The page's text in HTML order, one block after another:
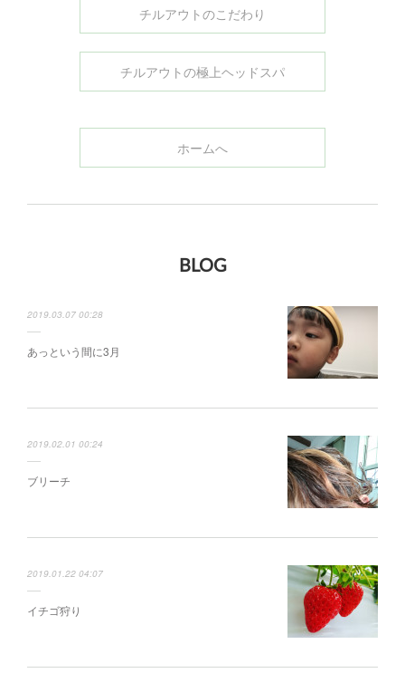
チルアウトのこだわり
チルアウトの極上ヘッドスパ
ホームへ
BLOG
2019.03.07 00:28
あっという間に3月
2019.02.01 00:24
ブリーチ
2019.01.22 04:07
イチゴ狩り